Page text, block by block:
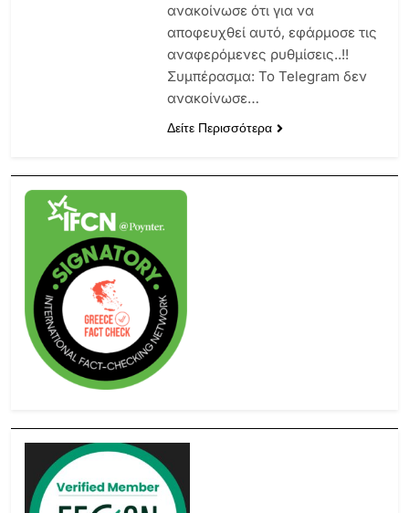
ανακοίνωσε ότι για να
αποφευχθεί αυτό, εφάρμοσε τις
αναφερόμενες ρυθμίσεις..!!
Συμπέρασμα: Το Telegram δεν
ανακοίνωσε…
Δείτε Περισσότερα